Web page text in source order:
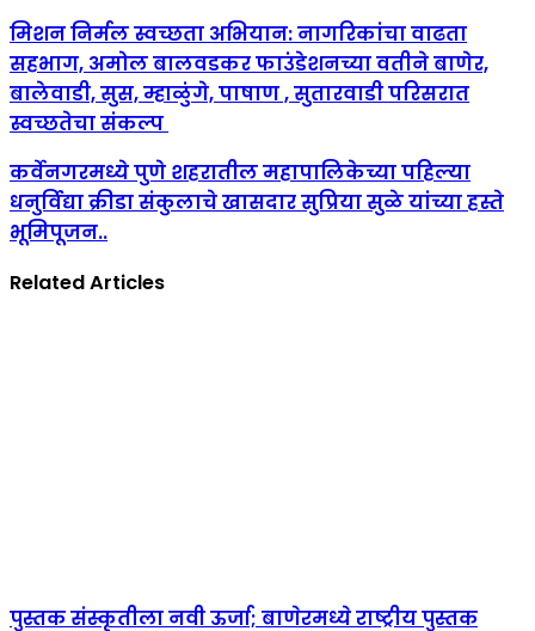
मिशन निर्मल स्वच्छता अभियान: नागरिकांचा वाढता
सहभाग, अमोल बालवडकर फाउंडेशनच्या वतीने बाणेर,
बालेवाडी, सुस, म्हाळुंगे, पाषाण , सुतारवाडी परिसरात
स्वच्छतेचा संकल्प
कर्वेनगरमध्ये पुणे शहरातील महापालिकेच्या पहिल्या
धनुर्विद्या क्रीडा संकुलाचे खासदार सुप्रिया सुळे यांच्या हस्ते
भूमिपूजन..
Related Articles
पुस्तक संस्कृतीला नवी ऊर्जा; बाणेरमध्ये राष्ट्रीय पुस्तक